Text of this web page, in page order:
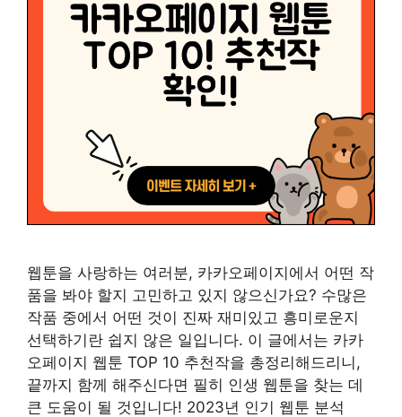
웹툰을 사랑하는 여러분, 카카오페이지에서 어떤 작
품을 봐야 할지 고민하고 있지 않으신가요? 수많은
작품 중에서 어떤 것이 진짜 재미있고 흥미로운지
선택하기란 쉽지 않은 일입니다. 이 글에서는 카카
오페이지 웹툰 TOP 10 추천작을 총정리해드리니,
끝까지 함께 해주신다면 필히 인생 웹툰을 찾는 데
큰 도움이 될 것입니다! 2023년 인기 웹툰 분석